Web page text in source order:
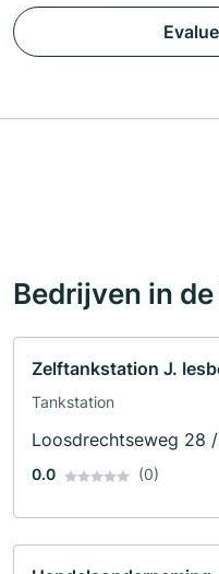
Bedrijven in
Zelftankstation J.
Tankstation
Loosdrechtseweg 28
0.0 (0)